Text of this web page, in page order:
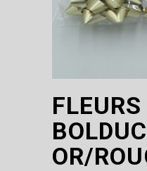
FLEURS
BOLDUC
OR/